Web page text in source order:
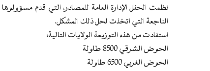
نظمت الحفل الإدارة العامة للمصادر، التي قدم
الناجعة التي اتخذت لحل ذلك المشكل.
استفادت من هذه التوزيعة الولايات التالية:
الحوض الشرقي 8500 طاولة
الحوض الغربي 6500 طاولة